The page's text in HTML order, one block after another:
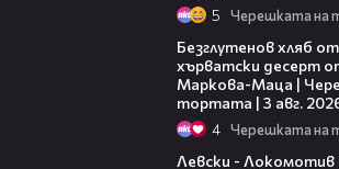
5
Безглутенов хляб
хърватски десерт
Маркова-Маца |
тортата | 3 авг.
4
Левски - Локомотив